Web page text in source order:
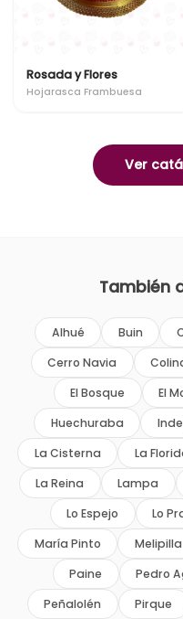
Rosada y Flores
Hojarasca Frambuesa
Ver
También
Alhué Buin
Cerro Navia
El Bosque
El
Huechuraba
La Cisterna
La
La Reina
Lampa
Lo Espejo
Lo
María Pinto
Melipilla
Paine
Pedro
Peñalolén
Pirque